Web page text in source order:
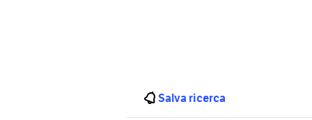
Salva ricerca